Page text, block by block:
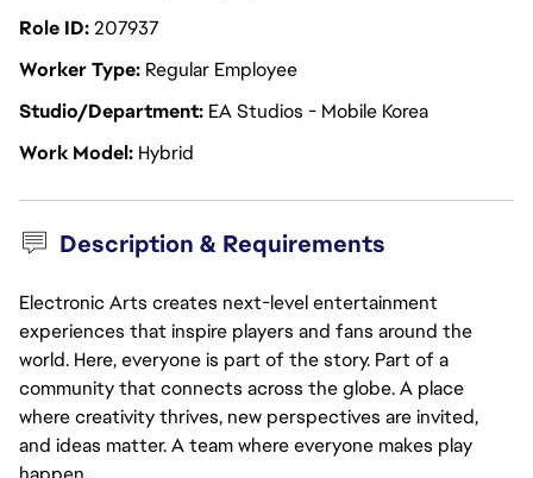
Role ID207937
Worker Type Regular Employee
Studio/Department EA Studios - Mobile Korea
Work Model Hybrid
Description & Requirements
Electronic Arts creates next-level entertainment
experiences that inspire players and fans around the
world. Here, everyone is part of the story. Part of a
community that connects across the globe. A place
where creativity thrives, new perspectives are invited,
and ideas matter. A team where everyone makes play